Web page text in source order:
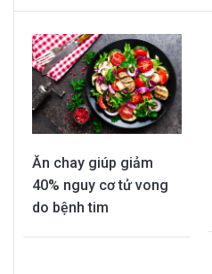
Ăn chay giúp giảm
40% nguy cơ tử vong
do bệnh tim